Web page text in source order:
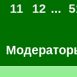
11
12 ...